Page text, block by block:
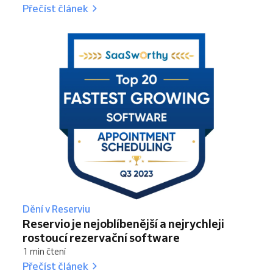
Přečíst článek
Dění v Reserviu
Reservio je nejoblíbenější a nejrychleji
rostoucí rezervační software
1 min čtení
Přečíst článek